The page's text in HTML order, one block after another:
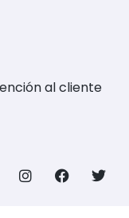
al cliente